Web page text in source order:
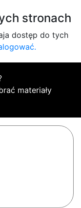
stronach
dostęp do tych
materiały